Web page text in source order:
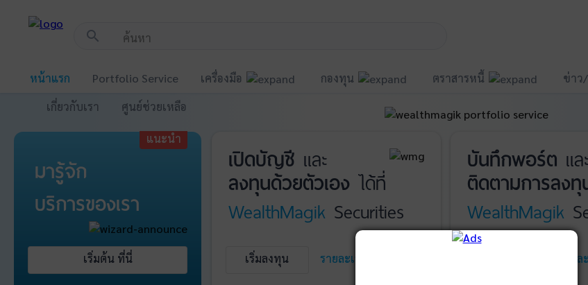
search
หน้าแรก Portfolio Service เครื่องมือ กองทุน ตราสารหนี้
ข่าว
เกี่ยวกับเรา
ศูนย์ช่วยเหลือ
แนะนำ
มารู้จัก
บริการของเรา
เริ่มต้น ที่นี่
เปิดบัญชี และ
ลงทุนด้วยตัวเองได้ที่
WealthMagikSecurities
เริ่มลงทุน รายละเอียดเพิ่มเติม
บันทึกพอร์ต แล
ติดตามการลงทุ
WealthMagik
ราย